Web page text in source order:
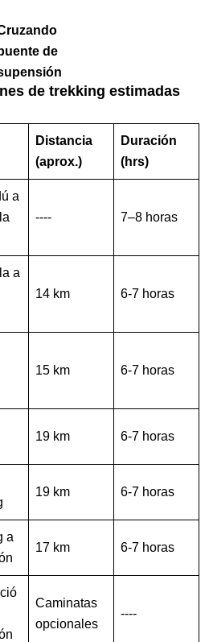
de
de trekking estimadas
Distancia
(aprox.)
Duración
(hrs)
a
---- 7–8 horas
a
14 km 6-7 horas
15 km 6-7 horas
19 km 6-7 horas
19 km 6-7 horas
a
17 km 6-7 horas
Caminatas
opcionales
----